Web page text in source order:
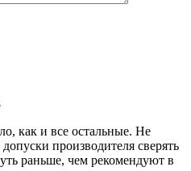
как и все остальные. Не
производителя сверять
раньше, чем рекомендуют в